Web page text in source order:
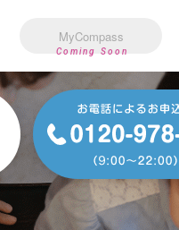
MyCompass
Coming Soon
室 こども向けバレエ教室
3歳〜小4向けアフタースクール